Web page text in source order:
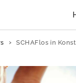
SCHAFlos in